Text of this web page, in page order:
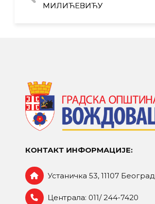
МИЛИЋЕВИЋУ
КОНТАКТ ИНФОРМАЦИЈЕ:
Устаничка 53, 11107 Београд
Централа: 011/ 244-7420